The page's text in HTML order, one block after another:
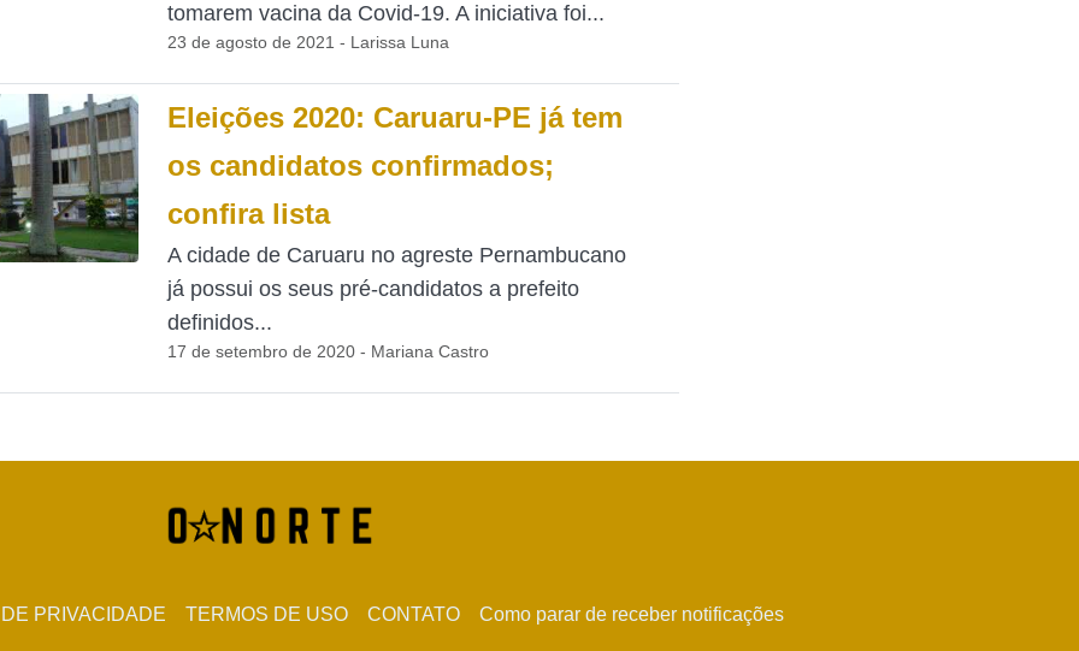
tomarem vacina da Covid-19. A iniciativa foi...
23 de agosto de 2021 - Larissa Luna
Eleições 2020: Caruaru-PE já tem
os candidatos confirmados;
confira lista
A cidade de Caruaru no agreste Pernambucano
já possui os seus pré-candidatos a prefeito
definidos...
17 de setembro de 2020 - Mariana Castro
PRIVACIDADE TERMOS DE USO CONTATO Como parar de receber notificações